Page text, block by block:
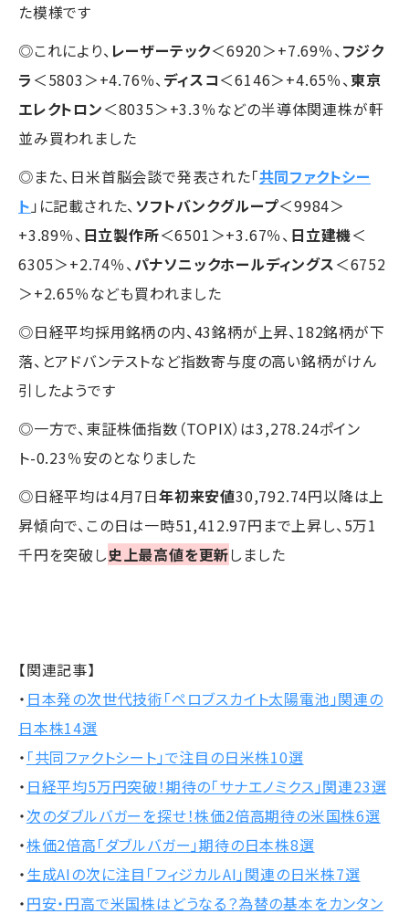
た模様です
◎これにより、 レーザーテック＜6920＞+7.69％、フジク
ラ ＜5803＞+4.76％、ディスコ＜6146＞+4.65％、東京
エレクトロン＜8035＞+3.3％などの半導体関連株が軒
並み買われました
◎また、日米首脳会談で発表された「共同ファクトシー
ト 」に記載された、ソフトバンクグループ＜9984＞
+3.89％、 日立製作所＜6501＞+3.67％、 日立建機＜
6305＞+2.74％、パナソニックホールディングス＜6752
＞+2.65％なども買われました
◎日経平均採用銘柄の内、43銘柄が上昇、182銘柄が下
落、とアドバンテストなど指数寄与度の高い銘柄がけん
引したようです
◎一方で、東証株価指数（TOPIX）は3,278.24ポイン
ト-0.23％安のとなりました
◎日経平均は4月7日年初来安値30,792.74円以降は上
昇傾向で、この日は一時51,412.97円まで上昇し、5万1
千円を突破し史上最高値を更新しました
【関連記事】
・ 日本発の次世代技術「ペロブスカイト太陽電池」関連の
日本株14選
・ 「共同ファクトシート」で注目の日米株10選
・ 日経平均5万円突破！期待の「サナエノミクス」関連23選
・次のダブルバガーを探せ！株価2倍高期待の米国株6選
・株価2倍高「ダブルバガー」期待の日本株8選
・生成AIの次に注目「フィジカルAI」関連の日米株7選
・円安・円高で米国株はどうなる？為替の基本をカンタン